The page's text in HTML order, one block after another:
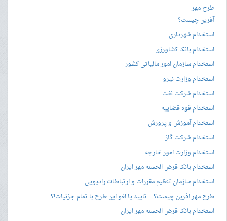
طرح مهر
آفرین چیست؟
استخدام شهرداری
استخدام بانک کشاورزی
استخدام سازمان امور مالیاتی کشور
استخدام وزارت نیرو
استخدام شرکت نفت
استخدام قوه قضاییه
استخدام آموزش و پرورش
استخدام شرکت گاز
استخدام وزارت امور خارجه
استخدام بانک قرض الحسنه مهر ایران
استخدام سازمان تنظیم مقررات و ارتباطات رادیویی
طرح مهر آفرین چیست؟ + تایید یا لغو این طرح با تمام جزئیات!؟
استخدام بانک قرض الحسنه مهر ایران